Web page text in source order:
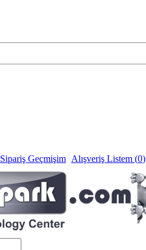
Sipariş Geçmişim Alışveriş Listem (0)